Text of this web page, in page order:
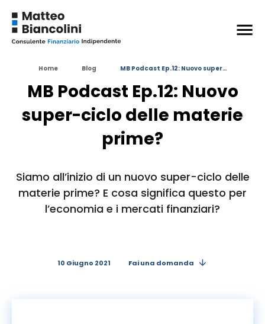
Home Blog MB Podcast Ep.12: Nuovo super…
MB Podcast Ep.12: Nuovo
super-ciclo delle materie
prime?
Siamo all’inizio di un nuovo super-ciclo delle
materie prime? E cosa significa questo per
l’economia e i mercati finanziari?
10 Giugno 2021 Fai una domanda
Siti interessanti
Grafici interessanti
in questo articolo:
EDUCAZIONE FINANZIARIA INVESTIRE IN BORSA